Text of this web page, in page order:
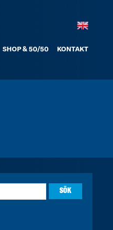
SHOP & 50/50 KONTAKT